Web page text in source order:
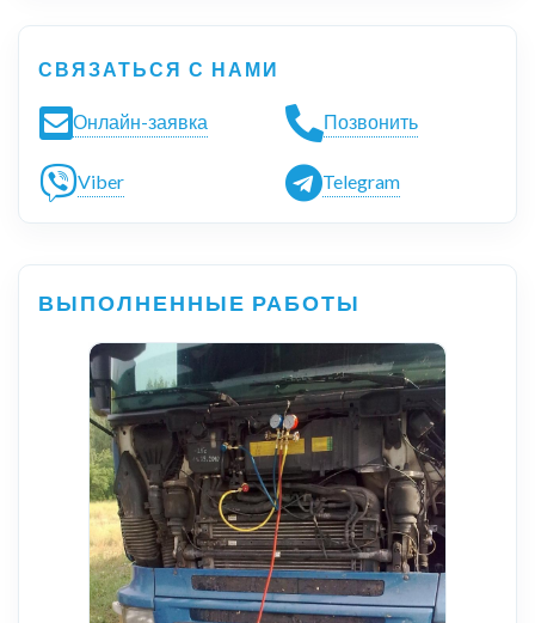
СВЯЗАТЬСЯ С НАМИ
Онлайн-заявка Позвонить
Viber Telegram
ВЫПОЛНЕННЫЕ РАБОТЫ